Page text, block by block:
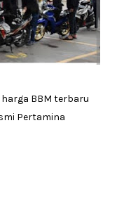
BBM terbaru
Pertamina